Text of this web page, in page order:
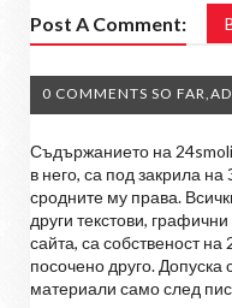
Post A Comment:
0 COMMENTS SO
Съдържанието на
в него, са под закрила на
сродните му права.
други текстови,
сайта, са собственост
посочено друго. Допуска
материали само след